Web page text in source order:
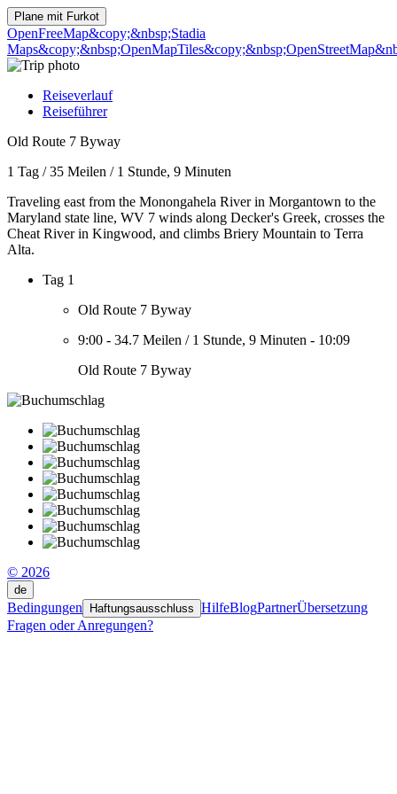
Plane mit Furkot
OpenFreeMap&copy;&nbsp;Stadia
Maps&copy;&nbsp;OpenMapTiles
Reiseverlauf
Reiseführer
Old Route 7 Byway
1 Tag /35 Meilen / 1 Stunde, 9 Minuten
Traveling east from the Monongahela River in Morgantown to the
Maryland state line, WV 7 winds along Decker's Greek, crosses the
Cheat River in Kingwood, and climbs Briery Mountain to Terra
Alta.
Tag 1
Old Route 7 Byway
9:00 - 34.7 Meilen / 1 Stunde, 9 Minuten - 10:09
Old Route 7 Byway
© 2026
de
Bedingungen Haftungsausschluss HilfeBlogPartnerÜbersetzung
Fragen oder Anregungen?